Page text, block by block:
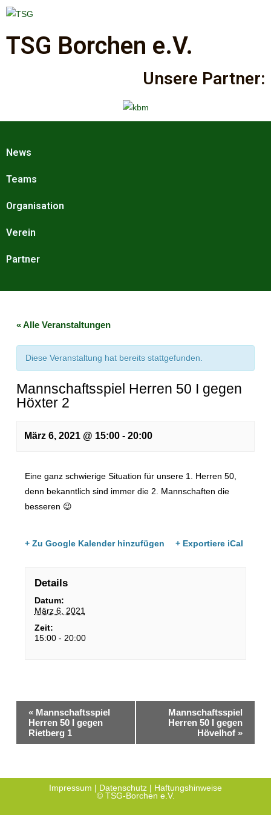
TSG Borchen e.V.
Unsere Partner:
News
Teams
Organisation
Verein
Partner
« Alle Veranstaltungen
Diese Veranstaltung hat bereits stattgefunden.
Mannschaftsspiel Herren 50 I gegen
Höxter 2
März 6, 2021 @ 15:00 -20:00
Eine ganz schwierige Situation für unsere 1. Herren 50,
denn bekanntlich sind immer die 2. Mannschaften die
besseren 😉
+ Zu Google Kalender hinzufügen + Exportiere iCal
Details
Datum:
März 6, 2021
Zeit:
15:00 - 20:00
« Mannschaftsspiel
Herren 50 I gegen
Rietberg 1
Mannschaftsspiel
Herren 50 I gegen
Hövelhof »
Impressum Datenschutz
Haftungshinweise
© TSG-Borchen e.V.